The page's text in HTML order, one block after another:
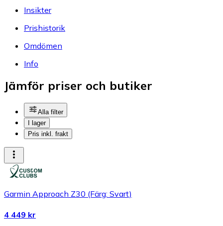
Insikter
Prishistorik
Omdömen
Info
Jämför priser och butiker
Alla filter
I lager
Pris inkl. frakt
Garmin Approach Z30 (Färg: Svart)
4 449 kr